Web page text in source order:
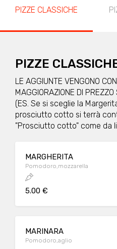
PIZZE CLASSICHE
PIZZE
LE AGGIUNTE VENGONO
MAGGIORAZIONE DI
(ES. Se si sceglie la
prosciutto cotto si terrà
"Prosciutto cotto" come da
MARGHERITA
Pomodoro,mozzarella
5.00 €
MARINARA
Pomodoro,aglio